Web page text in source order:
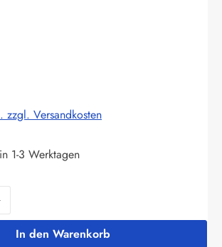
zzgl. Versandkosten
1-3 Werktagen
Gib den gewünschten
In den Warenkorb